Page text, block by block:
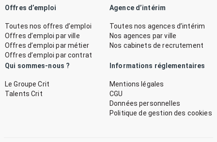
Offres d’emploi
Toutes nos offres d’emploi
Offres d’emploi par ville
Offres d’emploi par métier
Offres d’emploi par contrat
Agence d’intérim
Toutes nos agences d’intérim
Nos agences par ville
Nos cabinets de recrutement
Qui sommes-nous ?
Le Groupe Crit
Talents Crit
Informations réglementaires
Mentions légales
CGU
Données personnelles
Politique de gestion des cookies